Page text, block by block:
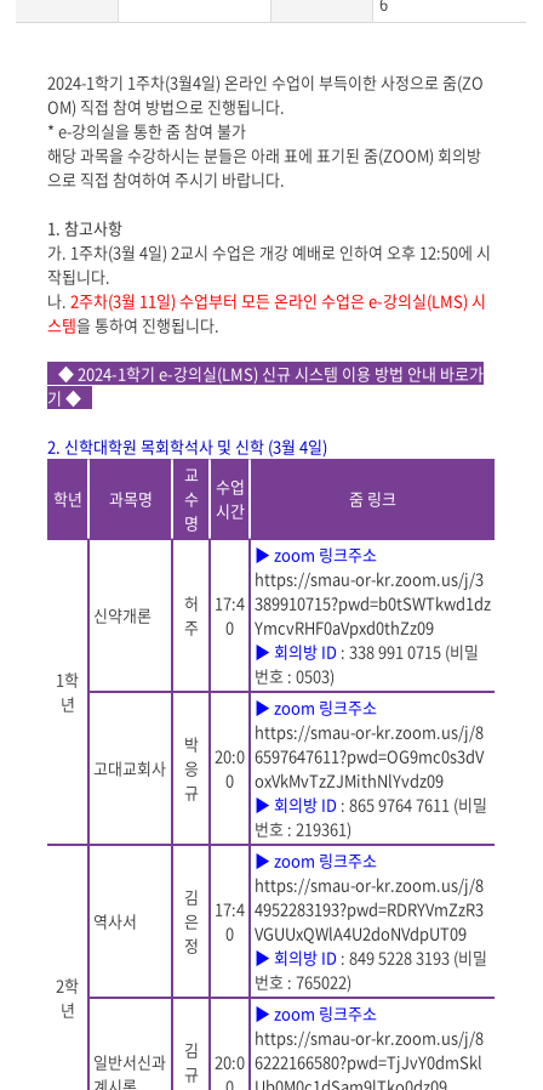
게
시
글
본
문
2024-1학기 1주차(3월4일) 온라인 수업이 부득이한 사정으로 줌(ZO
OM) 직접 참여 방법으로 진행됩니다.
* e-강의실을 통한 줌 참여 불가
해당 과목을 수강하시는 분들은 아래 표에 표기된 줌(ZOOM) 회의방
으로 직접 참여하여 주시기 바랍니다.
1. 참고사항
가. 1주차(3월4일) 2교시 수업은 개강 예배로 인하여 오후 12:50에 시
작됩니다.
나. 2주차(3월 11일)수업부터 모든 온라인 수업은e-강의실(LMS) 시
스템을 통하여 진행됩니다.
◆ 2024-1학기e-강의실(LMS) 신규 시스템 이용 방법 안내 바로가
기 ◆
2. 신학대학원 목회학석사 및 신학 (3월 4일)
학년 과목명
교
수
명
수업
시간
줌 링크
1학
년
신약개론
허
주
17:4
0
▶ zoom 링크주소
https://smau-or-kr.zoom.us/j/3
389910715?pwd=b0tSWTkwd1dz
YmcvRHF0aVpxd0thZz09
▶ 회의방 ID : 338 991 0715 (비밀
번호 : 0503)
고대교회사
박
응
규
20:0
0
▶ zoom 링크주소
https://smau-or-kr.zoom.us/j/8
6597647611?pwd=OG9mc0s3dV
oxVkMvTzZJMithNlYvdz09
▶ 회의방 ID : 865 9764 7611 (비밀
번호 : 219361)
2학
년
역사서
김
은
정
17:4
0
▶ zoom 링크주소
https://smau-or-kr.zoom.us/j/8
4952283193?pwd=RDRYVmZzR3
VGUUxQWlA4U2doNVdpUT09
▶ 회의방 ID : 849 5228 3193 (비밀
번호 : 765022)
일반서신과
김
규
20:0
▶ zoom 링크주소
https://smau-or-kr.zoom.us/j/8
6222166580?pwd=TjJvY0dmSkl